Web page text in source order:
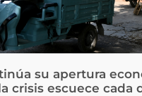
su apertura
crisis escuece cada